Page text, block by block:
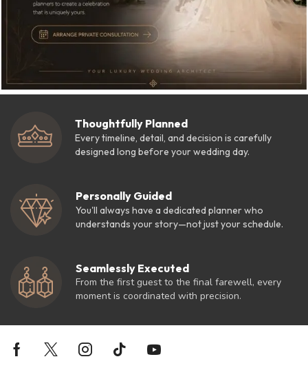
Thoughtfully Planned
Every timeline, detail, and decision is carefully
designed long before your wedding day.
Personally Guided
You'll always have a dedicated planner who
understands your story—not just your schedule.
Seamlessly Executed
From the first guest to the final farewell, every
moment is coordinated with precision.